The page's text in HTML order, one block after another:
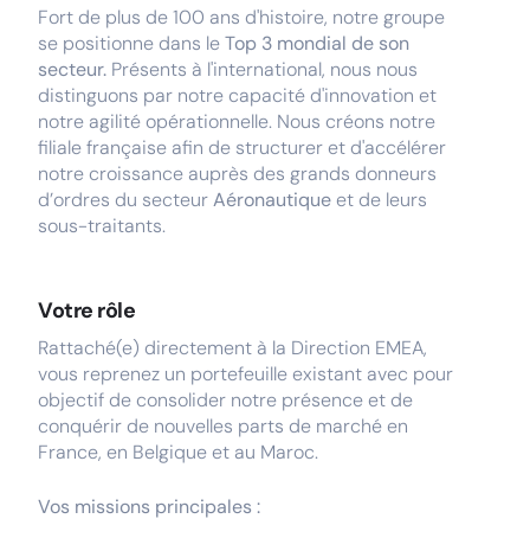
Fort de plus de 100 ans d'histoire, notre groupe
se positionne dans leTop 3 mondial de son
secteur. Présents à l'international, nous nous
distinguons par notre capacité d'innovation et
notre agilité opérationnelle. Nous créons notre
filiale française afin de structurer et d'accélérer
notre croissance auprès des grands donneurs
d’ordres du secteurAéronautique et de leurs
sous-traitants.
Votre rôle
Rattaché(e) directement à la Direction EMEA,
vous reprenez un portefeuille existant avec pour
objectif de consolider notre présence et de
conquérir de nouvelles parts de marché en
France, en Belgique et au Maroc.
Vos missions principales :